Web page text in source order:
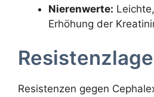
Nierenwerte:
Erhöhung der
Resistenzlage
Resistenzen gegen